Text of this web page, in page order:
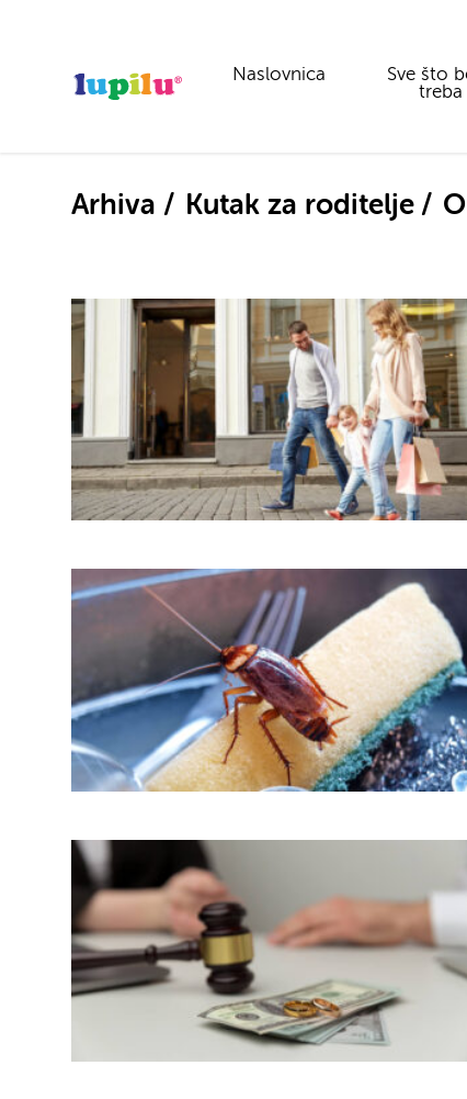
Naslovnica
Sve što
treba
Arhiva Kutak za roditelje